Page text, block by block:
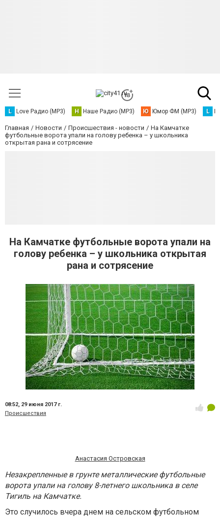
L Love Радио (MP3) Н Наше Радио (MP3) Ю Юмор ФМ (MP3) L
Главная Новости Происшествия - новости
На Камчатке
футбольные ворота упали на голову ребенка – у школьника
открытая рана и сотрясение
На Камчатке футбольные ворота упали на
голову ребенка – у школьника открытая
рана и сотрясение
08:52, 29 июня 2017 г.
Происшествия
Анастасия Островская
Незакрепленные в грунте металлические футбольные
ворота упали на голову 8-летнего школьника в селе
Тигиль на Камчатке.
Это случилось вчера днем на сельском футбольном